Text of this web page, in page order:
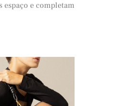
espaço e completam